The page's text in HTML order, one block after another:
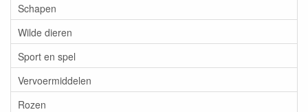
Schapen
Wilde dieren
Sport en spel
Vervoermiddelen
Rozen